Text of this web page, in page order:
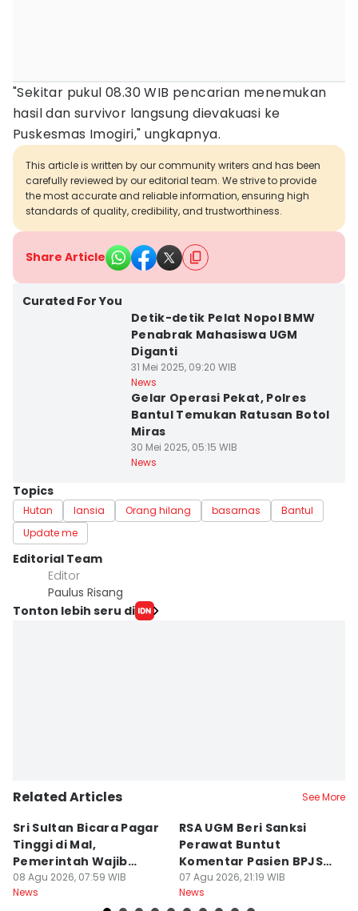
"Sekitar pukul 08.30 WIB pencarian menemukan
hasil dan survivor langsung dievakuasi ke
Puskesmas Imogiri," ungkapnya.
This article is written by our community writers and has been
carefully reviewed by our editorial team. We strive to provide
the most accurate and reliable information, ensuring high
standards of quality, credibility, and trustworthiness.
Share Article
Curated For You
Detik-detik Pelat Nopol BMW
Penabrak Mahasiswa UGM
Diganti
31 Mei 2025, 09:20 WIB
News
Gelar Operasi Pekat, Polres
Bantul Temukan Ratusan Botol
Miras
30 Mei 2025, 05:15 WIB
News
Topics
Hutan lansia Orang hilang basarnas
Bantul
Update me
Editorial Team
Editor
Paulus Risang
Tonton lebih seru di
Related Articles See More
Sri Sultan Bicara Pagar
Tinggi di Mal,
Pemerintah Wajib
Jamin Warga Aman
08 Agu 2026, 07:59 WIB
News
RSA UGM Beri Sanksi
Perawat Buntut
Komentar Pasien BPJS
di Medsos
07 Agu 2026, 21:19 WIB
News